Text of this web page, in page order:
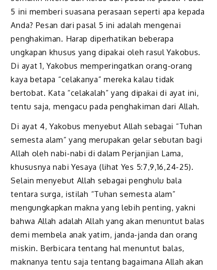
5 ini memberi suasana perasaan seperti apa kepada
Anda? Pesan dari pasal 5 ini adalah mengenai
penghakiman. Harap diperhatikan beberapa
ungkapan khusus yang dipakai oleh rasul Yakobus.
Di ayat 1, Yakobus memperingatkan orang-orang
kaya betapa “celakanya” mereka kalau tidak
bertobat. Kata “celakalah” yang dipakai di ayat ini,
tentu saja, mengacu pada penghakiman dari Allah.
Di ayat 4, Yakobus menyebut Allah sebagai “Tuhan
semesta alam” yang merupakan gelar sebutan bagi
Allah oleh nabi-nabi di dalam Perjanjian Lama,
khususnya nabi Yesaya (lihat Yes 5:7,9,16,24-25).
Selain menyebut Allah sebagai penghulu bala
tentara surga, istilah “Tuhan semesta alam”
mengungkapkan makna yang lebih penting, yakni
bahwa Allah adalah Allah yang akan menuntut balas
demi membela anak yatim, janda-janda dan orang
miskin. Berbicara tentang hal menuntut balas,
maknanya tentu saja tentang bagaimana Allah akan